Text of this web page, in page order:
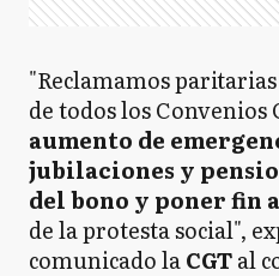
"Reclamamos
de todos los
aumento de
jubilaciones y
del bono y poner fin
de la protesta social",
comunicado laCGTal